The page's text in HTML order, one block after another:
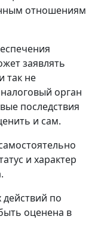
отношениям
заявлять
так не
орган
последствия
и сам.
и характер
по
оценена в